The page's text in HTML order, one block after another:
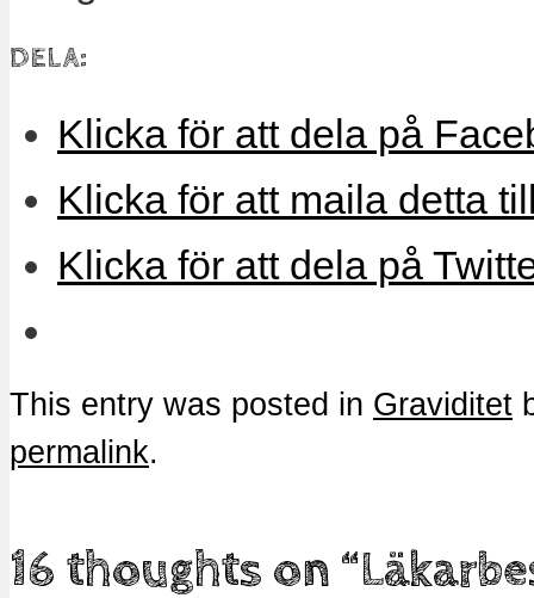
DELA:
Klicka för att dela på
Klicka för att maila detta
Klicka för att dela på
This entry was posted in Graviditet
permalink.
16 thoughts on “